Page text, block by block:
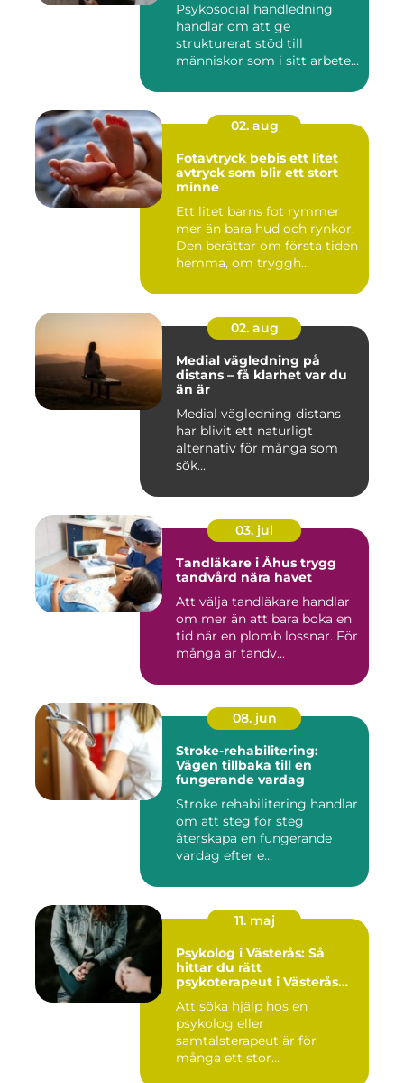
Psykosocial handledning
handlar om att ge
strukturerat stöd till
människor som i sitt arbete
02. aug
Fotavtryck bebis ett litet
avtryck som blir ett stort
minne
Ett litet barns fot rymmer
mer än bara hud och rynkor.
Den berättar om första tiden
hemma, om tryggh...
02. aug
Medial vägledning på
distans – få klarhet var du
än är
Medial vägledning distans
har blivit ett naturligt
alternativ för många som
sök...
03. jul
Tandläkare i Åhus trygg
tandvård nära havet
Att välja tandläkare handlar
om mer än att bara boka en
tid när en plomb lossnar. För
många är tandv...
08. jun
Stroke-rehabilitering:
Vägen tillbaka till en
fungerande vardag
Stroke rehabilitering handlar
om att steg för steg
återskapa en fungerande
vardag efter e...
11. maj
Psykolog i Västerås: Så
hittar du rätt
psykoterapeut i Västerås
Att söka hjälp hos en
psykolog eller
samtalsterapeut är för
många ett stor...